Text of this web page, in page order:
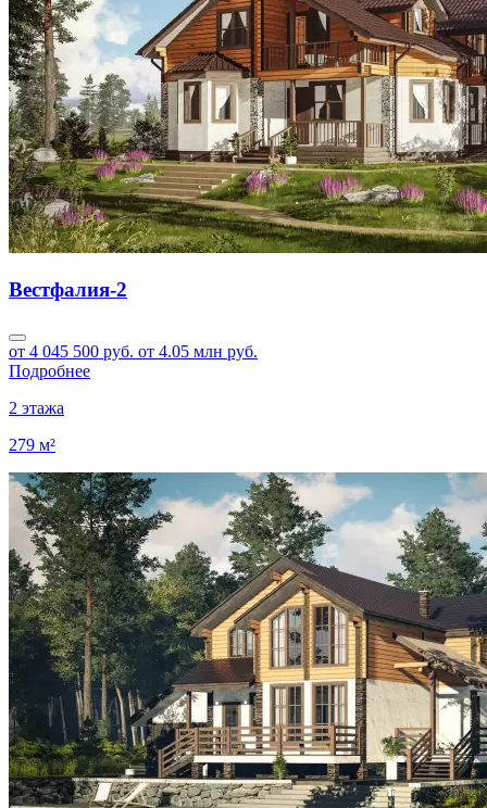
Вестфалия-2
от 4 045 500 руб. от 4.05 млн руб.
Подробнее
2 этажа
279 м²